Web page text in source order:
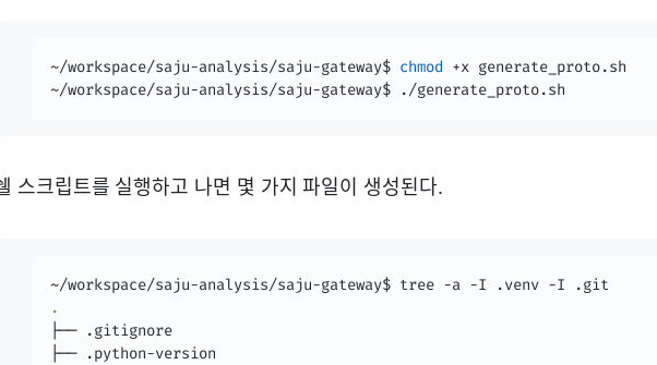
~/workspace/saju-analysis/saju-gateway$ chmod +x generate_proto.sh
~/workspace/saju-analysis/saju-gateway$ ./generate_proto.sh
스크립트를 실행하고 나면 몇 가지 파일이 생성된다.
.
├── .gitignore
├── .python-version